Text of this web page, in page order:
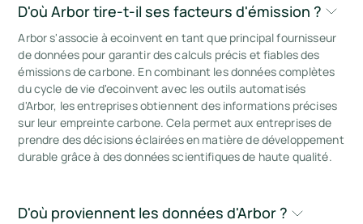
D'où Arbor tire-t-il ses facteurs d'émission ?
Arbor s'associe à ecoinvent en tant que principal fournisseur
de données pour garantir des calculs précis et fiables des
émissions de carbone. En combinant les données complètes
du cycle de vie d'ecoinvent avec les outils automatisés
d'Arbor, les entreprises obtiennent des informations précises
sur leur empreinte carbone. Cela permet aux entreprises de
prendre des décisions éclairées en matière de développement
durable grâce à des données scientifiques de haute qualité.
D'où proviennent les données d'Arbor ?